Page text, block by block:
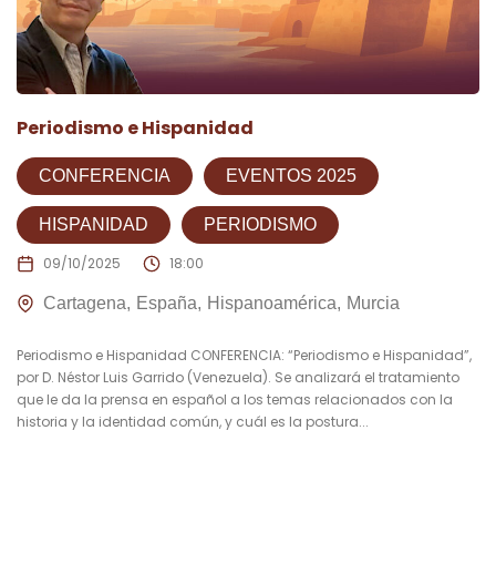
Periodismo e Hispanidad
CONFERENCIA EVENTOS 2025
HISPANIDAD PERIODISMO
09/10/2025 18:00
Cartagena España Hispanoamérica Murcia
Periodismo e Hispanidad CONFERENCIA: “Periodismo e Hispanidad”,
por D. Néstor Luis Garrido (Venezuela). Se analizará el tratamiento
que le da la prensa en español a los temas relacionados con la
historia y la identidad común, y cuál es la postura...